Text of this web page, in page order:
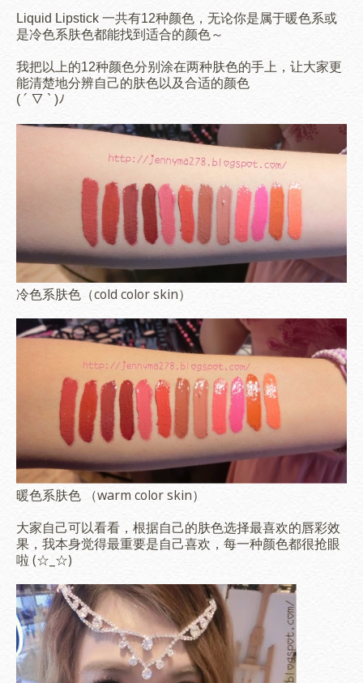
Liquid Lipstick 一共有12种颜色，无论你是属于暖色系或
是冷色系肤色都能找到适合的颜色～
我把以上的12种颜色分别涂在两种肤色的手上，让大家更
能清楚地分辨自己的肤色以及合适的颜色
( ´ ▽ ` )ﾉ
冷色系肤色（cold color skin）
暖色系肤色 （warm color skin）
大家自己可以看看，根据自己的肤色选择最喜欢的唇彩效
果，我本身觉得最重要是自己喜欢，每一种颜色都很抢眼
啦 (☆_☆)